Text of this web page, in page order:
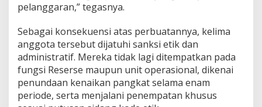
pelanggaran,” tegasnya.
Sebagai konsekuensi atas perbuatannya, kelima
anggota tersebut dijatuhi sanksi etik dan
administratif. Mereka tidak lagi ditempatkan pada
fungsi Reserse maupun unit operasional, dikenai
penundaan kenaikan pangkat selama enam
periode, serta menjalani penempatan khusus